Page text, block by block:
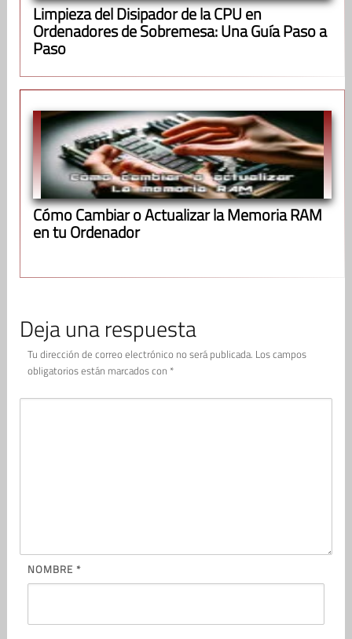
Limpieza del Disipador de la CPU en
Ordenadores de Sobremesa: Una Guía Paso a
Paso
Cómo Cambiar o Actualizar la Memoria RAM
en tu Ordenador
Deja una respuesta
Tu dirección de correo electrónico no será publicada. Los campos
obligatorios están marcados con *
NOMBRE *